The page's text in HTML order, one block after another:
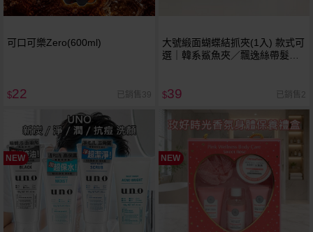
可口可樂Zero(600ml)
$22 已銷售39
大號緞面蝴蝶結抓夾(1入) 款式可
選｜韓系鯊魚夾／飄逸絲帶髮夾
$39 已銷售2
NEW NEW